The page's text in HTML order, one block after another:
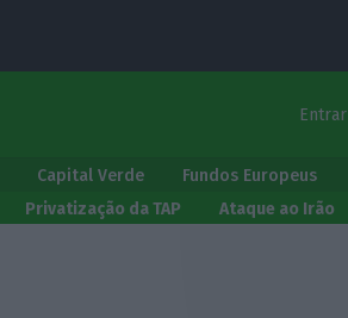
Entrar
Capital Verde Fundos Europeus
Privatização da TAP Ataque ao Irão